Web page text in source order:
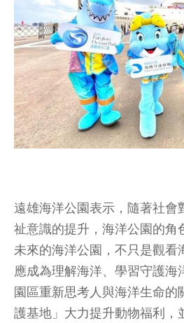
遠雄海洋公園表示，隨著社會
祉意識的提升，海洋公園的角
未來的海洋公園，不只是觀看
應成為理解海洋、學習守護海
園區重新思考人與海洋生命的
護基地」大力提升動物福利，